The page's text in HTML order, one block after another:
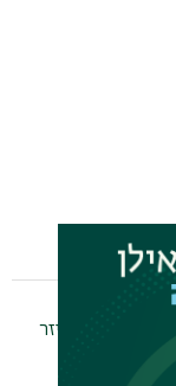
שלמה הויזר